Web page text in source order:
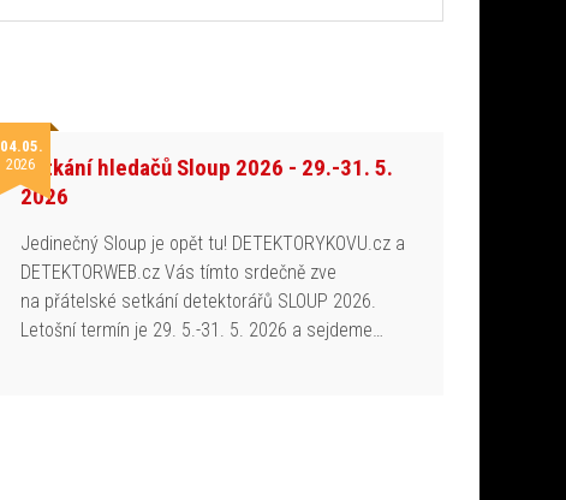
04.05.
2026Setkání hledačů Sloup 2026 - 29.-31. 5.
2026
Jedinečný Sloup je opět tu! DETEKTORYKOVU.cz a
DETEKTORWEB.cz Vás tímto srdečně zve
na přátelské setkání detektorářů SLOUP 2026.
Letošní termín je 29. 5.-31. 5. 2026 a sejdeme…